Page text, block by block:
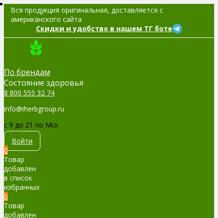
Вся продукция оригинальная, доставляется с
американского сайта
Скидки и удобство в нашем ТГ боте
По брендам
Cостояние здоровья
8 800 555 32 74
info@iherbgroup.ru
c 9 до 21 по Мск
Войти
0
Товар
добавлен
в список
избранных
0
Товар
добавлен